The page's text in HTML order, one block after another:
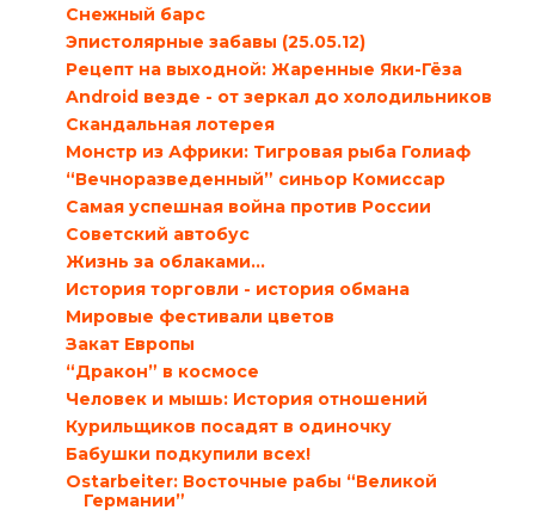
Снежный барс
Эпистолярные забавы (25.05.12)
Рецепт на выходной: Жаренные Яки-Гёза
Android везде - от зеркал до холодильников
Скандальная лотерея
Монстр из Африки: Тигровая рыба Голиаф
“Вечноразведенный” синьор Комиссар
Самая успешная война против России
Советский автобус
Жизнь за облаками…
История торговли - история обмана
Мировые фестивали цветов
Закат Европы
“Дракон” в космосе
Человек и мышь: История отношений
Курильщиков посадят в одиночку
Бабушки подкупили всех!
Ostarbeiter: Восточные рабы “Великой
Германии”